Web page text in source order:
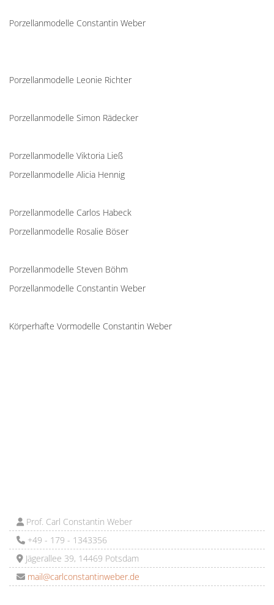
Porzellanmodelle Constantin Weber
Porzellanmodelle Leonie Richter
Porzellanmodelle Simon Rädecker
Porzellanmodelle Viktoria Ließ
Porzellanmodelle Alicia Hennig
Porzellanmodelle Carlos Habeck
Porzellanmodelle Rosalie Böser
Porzellanmodelle Steven Böhm
Porzellanmodelle Constantin Weber
Körperhafte Vormodelle Constantin Weber
Prof. Carl Constantin Weber
+49 - 179 - 1343356
Jägerallee 39, 14469 Potsdam
mail@carlconstantinweber.de